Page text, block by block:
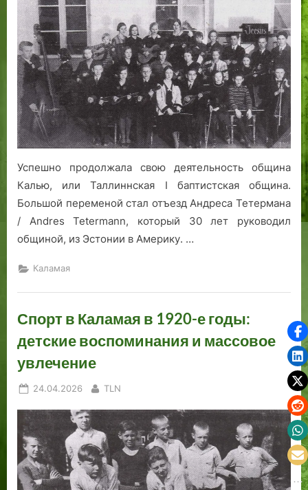
Успешно продолжала свою деятельность община
Калью, или Таллиннская I баптистская община.
Большой переменой стал отъезд Андреса Тетермана
/ Andres Tetermann, который 30 лет руководил
общиной, из Эстонии в Америку. …
Каламая
Спорт в Каламая в 1920-е годы:
детские воспоминания и массовое
увлечение
Posted
24.04.2026 By
TLN